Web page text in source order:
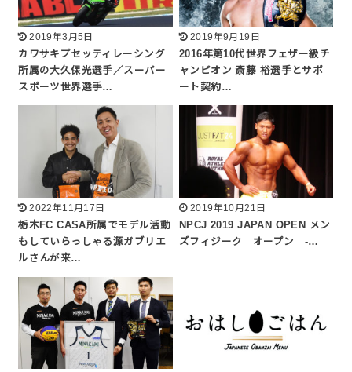
2019年3月5日
カワサキプセッティレーシング
所属の大久保光選手／スーパー
スポーツ世界選手…
2019年9月19日
2016年第10代世界フェザー級チ
ャンピオン 斎藤 裕選手とサポ
ート契約…
2022年11月17日
栃木FC CASA所属でモデル活動
もしていらっしゃる源ガブリエ
ルさんが来…
2019年10月21日
NPCJ 2019 JAPAN OPEN メン
ズフィジーク オープン -…